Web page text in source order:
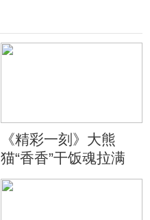
《精彩一刻》大熊
猫“香香”干饭魂拉满